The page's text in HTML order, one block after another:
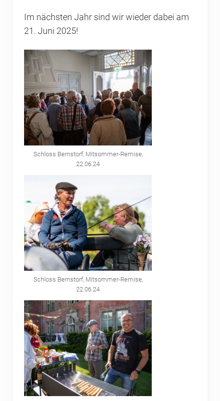
Im nächsten Jahr sind wir wieder dabei am
21. Juni 2025!
Schloss Bernstorf, Mitsommer-Remise,
22.06.24
Schloss Bernstorf, Mitsommer-Remise,
22.06.24